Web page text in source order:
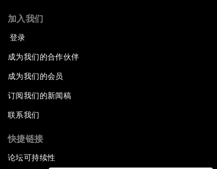
加入我们
登录
成为我们的合作伙伴
成为我们的会员
订阅我们的新闻稿
联系我们
快捷链接
论坛可持续性